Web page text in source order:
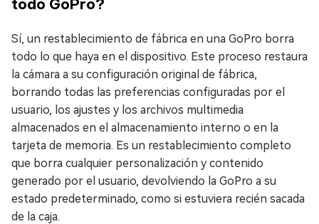
todo GoPro?
Sí, un restablecimiento de fábrica en una GoPro borra
todo lo que haya en el dispositivo. Este proceso restaura
la cámara a su configuración original de fábrica,
borrando todas las preferencias configuradas por el
usuario, los ajustes y los archivos multimedia
almacenados en el almacenamiento interno o en la
tarjeta de memoria. Es un restablecimiento completo
que borra cualquier personalización y contenido
generado por el usuario, devolviendo la GoPro a su
estado predeterminado, como si estuviera recién sacada
de la caja.